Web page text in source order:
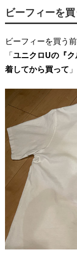
ビーフィーを
ビーフィーを買う
「ユニクロUの『
着してから買って